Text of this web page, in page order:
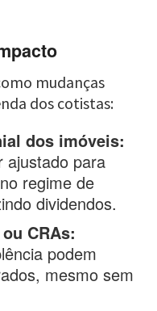
mudanças
dos cotistas:
dos imóveis:
ajustado para
regime de
dividendos.
CRAs:
podem
mesmo sem